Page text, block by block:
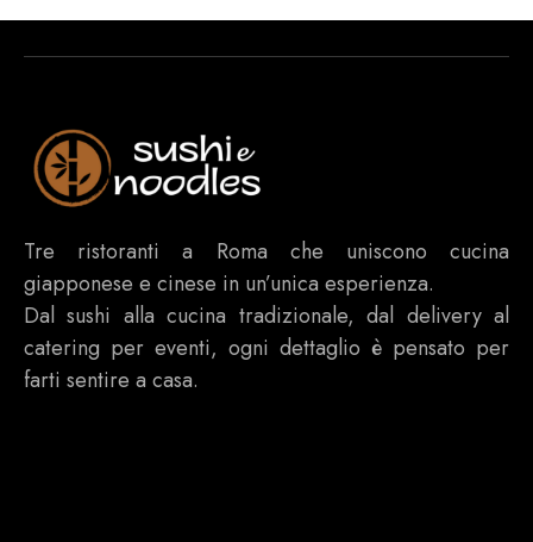
Tre ristoranti a Roma che uniscono cucina
giapponese e cinese in un’unica esperienza.
Dal sushi alla cucina tradizionale, dal delivery al
catering per eventi, ogni dettaglio è pensato per
farti sentire a casa.